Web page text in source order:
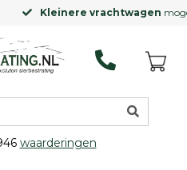
mogelijk
waarderingen